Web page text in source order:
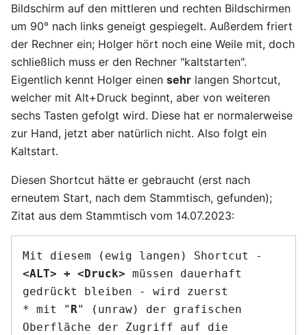
Bildschirm auf den mittleren und rechten Bildschirmen
um 90° nach links geneigt gespiegelt. Außerdem friert
der Rechner ein; Holger hört noch eine Weile mit, doch
schließlich muss er den Rechner "kaltstarten".
Eigentlich kennt Holger einen sehr langen Shortcut,
welcher mit Alt+Druck beginnt, aber von weiteren
sechs Tasten gefolgt wird. Diese hat er normalerweise
zur Hand, jetzt aber natürlich nicht. Also folgt ein
Kaltstart.
Diesen Shortcut hätte er gebraucht (erst nach
erneutem Start, nach dem Stammtisch, gefunden);
Zitat aus dem Stammtisch vom 14.07.2023:
<ALT> + <Druck> müssen dauerhaft
gedrückt bleiben - wird zuerst
* mit " R" (unraw) der grafischen
Oberfläche der Zugriff auf die